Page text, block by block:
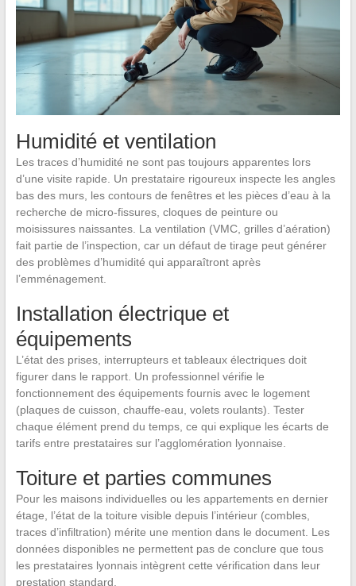
Humidité et ventilation
Les traces d’humidité ne sont pas toujours apparentes lors
d’une visite rapide. Un prestataire rigoureux inspecte les angles
bas des murs, les contours de fenêtres et les pièces d’eau à la
recherche de micro-fissures, cloques de peinture ou
moisissures naissantes. La ventilation (VMC, grilles d’aération)
fait partie de l’inspection, car un défaut de tirage peut générer
des problèmes d’humidité qui apparaîtront après
l’emménagement.
Installation électrique et
équipements
L’état des prises, interrupteurs et tableaux électriques doit
figurer dans le rapport. Un professionnel vérifie le
fonctionnement des équipements fournis avec le logement
(plaques de cuisson, chauffe-eau, volets roulants). Tester
chaque élément prend du temps, ce qui explique les écarts de
tarifs entre prestataires sur l’agglomération lyonnaise.
Toiture et parties communes
Pour les maisons individuelles ou les appartements en dernier
étage, l’état de la toiture visible depuis l’intérieur (combles,
traces d’infiltration) mérite une mention dans le document. Les
données disponibles ne permettent pas de conclure que tous
les prestataires lyonnais intègrent cette vérification dans leur
prestation standard.